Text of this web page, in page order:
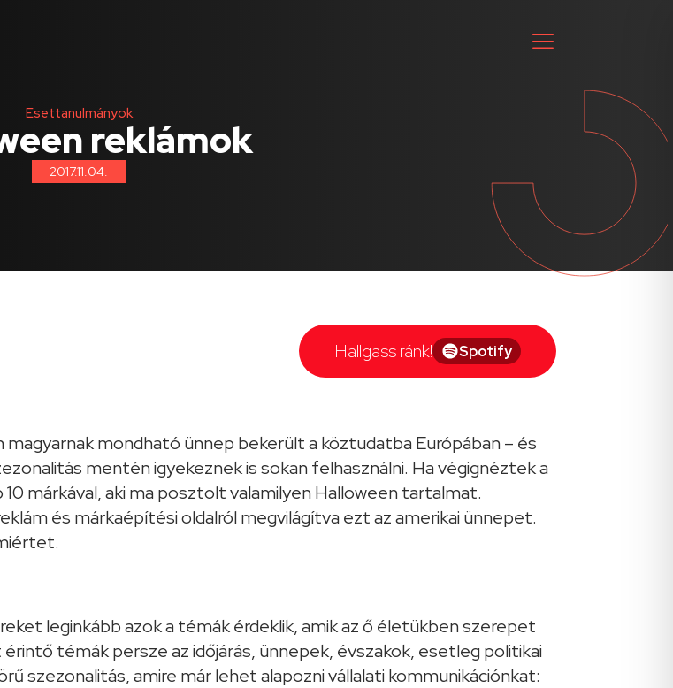
Esettanulmányok
reklámok
2017.11.04.
Hallgass ránk! Spotify
magyarnak mondható ünnep bekerült a köztudatba Európában – és
mentén igyekeznek is sokan felhasználni. Ha végignéztek a
márkával, aki ma posztolt valamilyen Halloween tartalmat.
és márkaépítési oldalról megvilágítva ezt az amerikai ünnepet.
leginkább azok a témák érdeklik, amik az ő életükben szerepet
témák persze az időjárás, ünnepek, évszakok, esetleg politikai
szezonalitás, amire már lehet alapozni vállalati kommunikációnkat: